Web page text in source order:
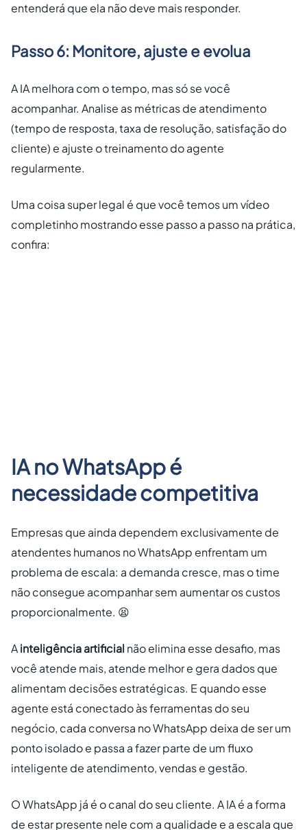
entenderá que ela não deve mais responder.
Passo 6: Monitore, ajuste e evolua
A IA melhora com o tempo, mas só se você
acompanhar. Analise as métricas de atendimento
(tempo de resposta, taxa de resolução, satisfação do
cliente) e ajuste o treinamento do agente
regularmente.
Uma coisa super legal é que você temos um vídeo
completinho mostrando esse passo a passo na prática,
confira:
IA no WhatsApp é
necessidade competitiva
Empresas que ainda dependem exclusivamente de
atendentes humanos no WhatsApp enfrentam um
problema de escala: a demanda cresce, mas o time
não consegue acompanhar sem aumentar os custos
proporcionalmente. 😫
Ainteligência artificial não elimina esse desafio, mas
você atende mais, atende melhor e gera dados que
alimentam decisões estratégicas. E quando esse
agente está conectado às ferramentas do seu
negócio, cada conversa no WhatsApp deixa de ser um
ponto isolado e passa a fazer parte de um fluxo
inteligente de atendimento, vendas e gestão.
O WhatsApp já é o canal do seu cliente. A IA é a forma
de estar presente nele com a qualidade e a escala que